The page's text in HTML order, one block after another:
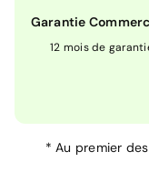
Garantie
12 mois de
*Au premier